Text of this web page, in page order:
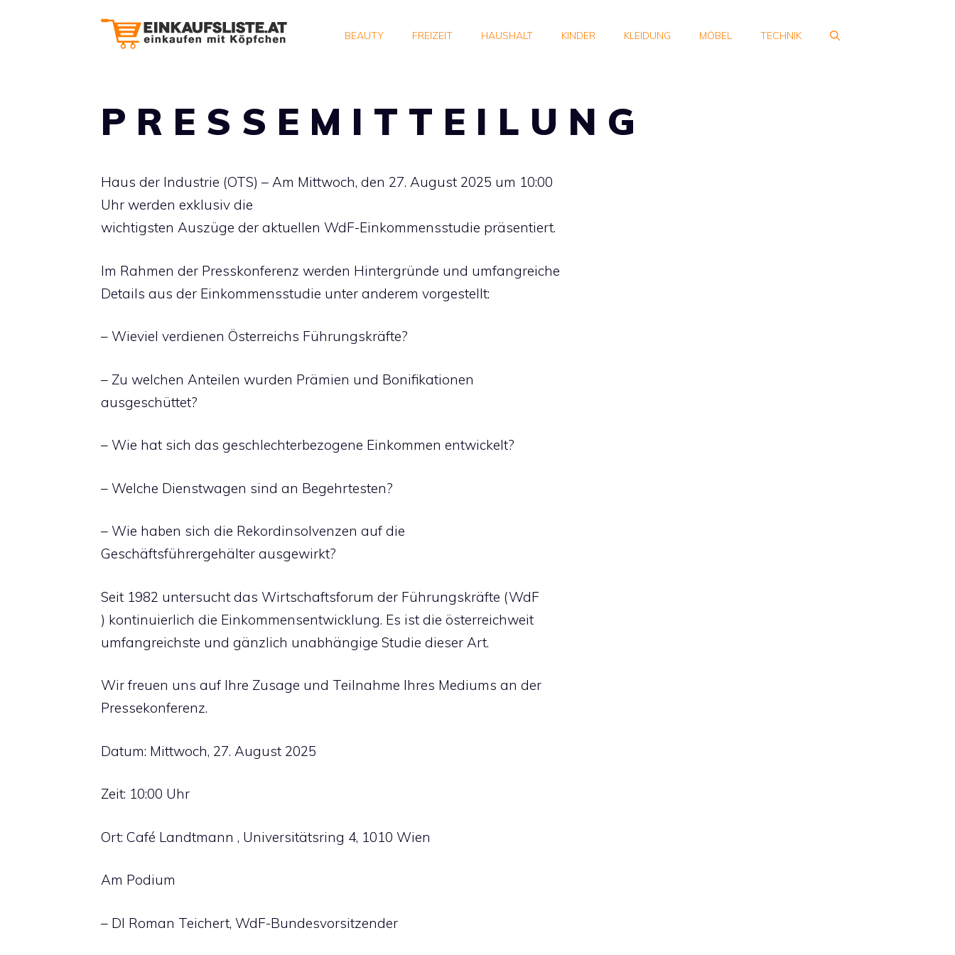
BEAUTY FREIZEIT HAUSHALT KINDER KLEIDUNG MÖBEL TECHNIK
P R E S S E M I T T E I L U N G
Haus der Industrie (OTS) – Am Mittwoch, den 27. August 2025 um 10:00
Uhr werden exklusiv die
wichtigsten Auszüge der aktuellen WdF-Einkommensstudie präsentiert.
Im Rahmen der Presskonferenz werden Hintergründe und umfangreiche
Details aus der Einkommensstudie unter anderem vorgestellt:
– Wieviel verdienen Österreichs Führungskräfte?
– Zu welchen Anteilen wurden Prämien und Bonifikationen
ausgeschüttet?
– Wie hat sich das geschlechterbezogene Einkommen entwickelt?
– Welche Dienstwagen sind an Begehrtesten?
– Wie haben sich die Rekordinsolvenzen auf die
Geschäftsführergehälter ausgewirkt?
Seit 1982 untersucht das Wirtschaftsforum der Führungskräfte (WdF
) kontinuierlich die Einkommensentwicklung. Es ist die österreichweit
umfangreichste und gänzlich unabhängige Studie dieser Art.
Wir freuen uns auf Ihre Zusage und Teilnahme Ihres Mediums an der
Pressekonferenz.
Datum: Mittwoch, 27. August 2025
Zeit: 10:00 Uhr
Ort: Café Landtmann , Universitätsring 4, 1010 Wien
Am Podium
– DI Roman Teichert, WdF-Bundesvorsitzender